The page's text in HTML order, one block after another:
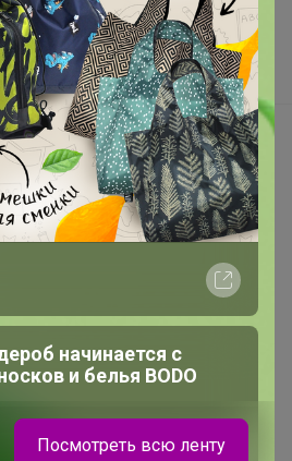
24-ok
для ваших изображений
случайных чисел
начинается с
и белья BODO
Посмотреть всю ленту